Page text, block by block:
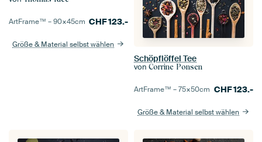
ArtFrame™ –90×45cm CHF123.-
Größe & Material selbst wählen
Schöpflöffel Tee
von Corrine Ponsen
ArtFrame™ –75×50cm CHF123.-
Größe & Material selbst wählen